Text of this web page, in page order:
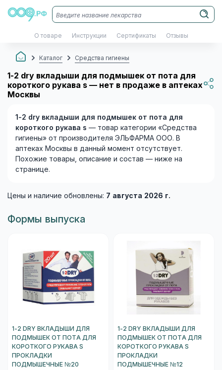
О товаре Инструкции Сертификаты Отзывы
Каталог Средства гигиены
1-2 dry вкладыши для подмышек от пота для
короткого рукава s — нет в продаже в аптеках
Москвы
1-2 dry вкладыши для подмышек от пота для
короткого рукава s — товар категории «Средства
гигиены» от производителя ЭЛЬФАРМА ООО. В
аптеках Москвы в данный момент отсутствует.
Похожие товары, описание и состав — ниже на
странице.
Цены и наличие обновлены: 7 августа 2026 г.
Формы выпуска
1-2 DRY ВКЛАДЫШИ ДЛЯ
ПОДМЫШЕК ОТ ПОТА ДЛЯ
КОРОТКОГО РУКАВА S
ПРОКЛАДКИ
ПОДМЫШЕЧНЫЕ №20
1-2 DRY ВКЛАДЫШИ ДЛЯ
ПОДМЫШЕК ОТ ПОТА ДЛЯ
КОРОТКОГО РУКАВА S
ПРОКЛАДКИ
ПОДМЫШЕЧНЫЕ №12